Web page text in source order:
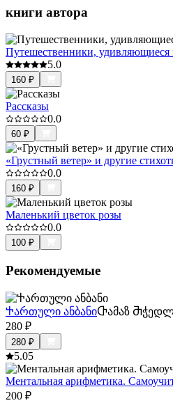
книги автора
Путешественники, удивляющиеся
5.0
160 ₽
Рассказы
0.0
60 ₽
«Грустный ветер» и другие
0.0
160 ₽
Маленький цветок розы
0.0
100 ₽
Рекомендуемые
Ⴕართული ანბანიႧამაზ
280 ₽
280 ₽
5.05
Ментальная арифметика.
200 ₽